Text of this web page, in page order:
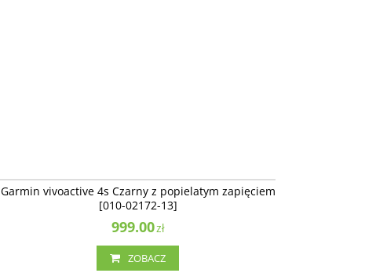
Garmin vivoactive 4s Czarny z popielatym zapięciem
[010-02172-13]
999.00zł
ZOBACZ